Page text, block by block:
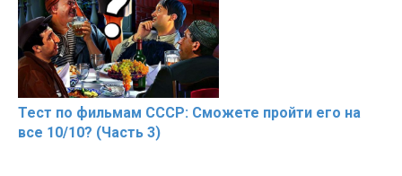
Тест по фильмам СССР: Сможете пройти его на
все 10/10? (Часть 3)